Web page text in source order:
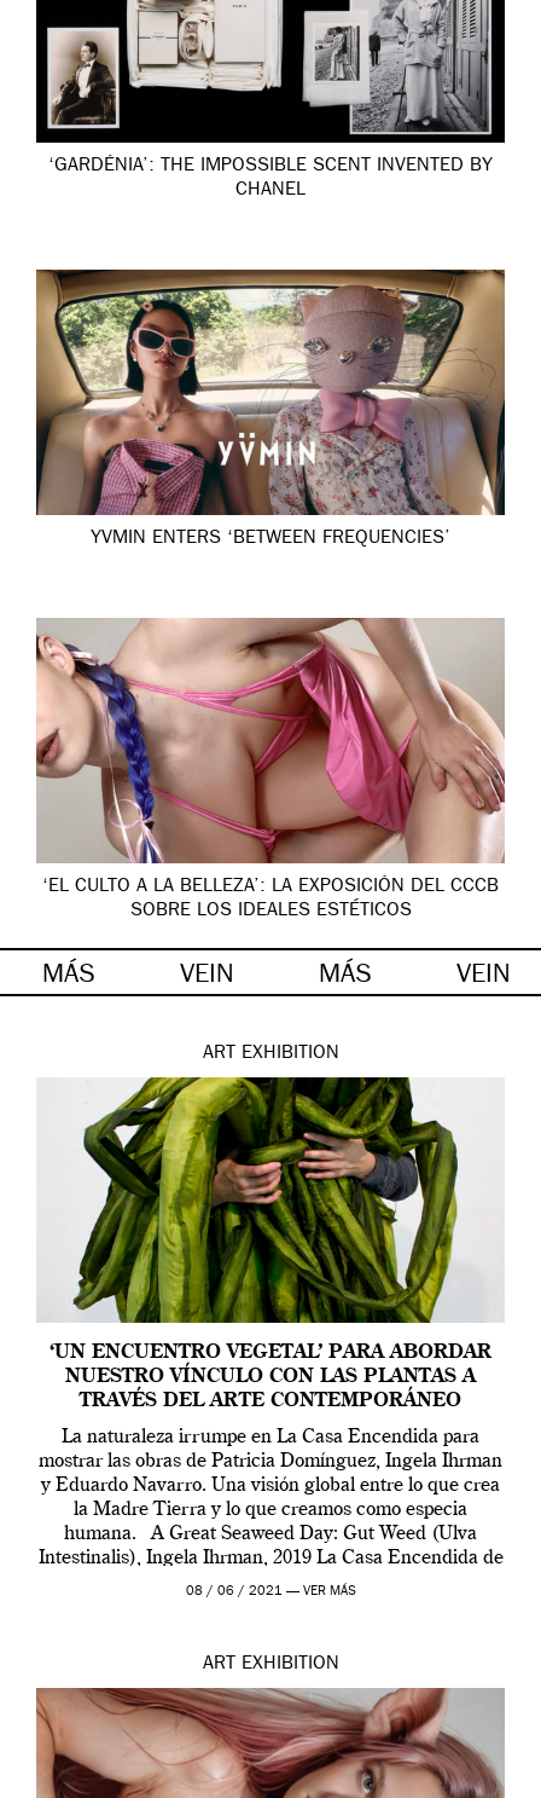
‘GARDÉNIA’: THE IMPOSSIBLE SCENT INVENTED BY
CHANEL
YVMIN ENTERS ‘BETWEEN FREQUENCIES’
‘EL CULTO A LA BELLEZA’: LA EXPOSICIÓN DEL CCCB
SOBRE LOS IDEALES ESTÉTICOS
MÁS VEIN MÁS VEIN
ART EXHIBITION
‘UN ENCUENTRO VEGETAL’ PARA ABORDAR
NUESTRO VÍNCULO CON LAS PLANTAS A
TRAVÉS DEL ARTE CONTEMPORÁNEO
La naturaleza irrumpe en La Casa Encendida para
mostrar las obras de Patricia Domínguez, Ingela Ihrman
y Eduardo Navarro. Una visión global entre lo que crea
la Madre Tierra y lo que creamos como especia
humana. A Great Seaweed Day: Gut Weed (Ulva
Intestinalis), Ingela Ihrman, 2019 La Casa Encendida de
Madrid y la Wellcome […]
08 / 06 / 2021 — VER MÁS
ART EXHIBITION